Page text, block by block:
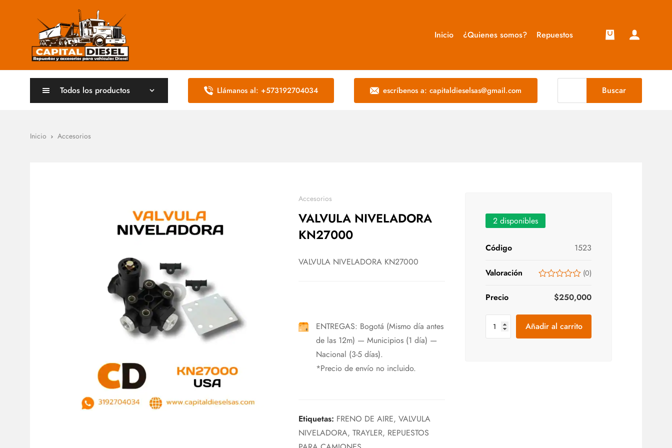
Inicio ¿Quienes somos? Repuestos
Todos los productos Llámanos al: +573192704034 escríbenos a: capitaldieselsas@gmail.com Buscar
Inicio Accesorios
Accesorios
VALVULA NIVELADORA
KN27000
VALVULA NIVELADORA KN27000
ENTREGAS: Bogotá (Mismo día antes
de las 12m) — Municipios (1 día) —
Nacional (3-5 días).
*Precio de envío no incluido.
Etiquetas: FRENO DE AIRE, VALVULA
NIVELADORA, TRAYLER, REPUESTOS
2 disponibles
Código 1523
Valoración (0)
Precio $250,000
Añadir al carrito